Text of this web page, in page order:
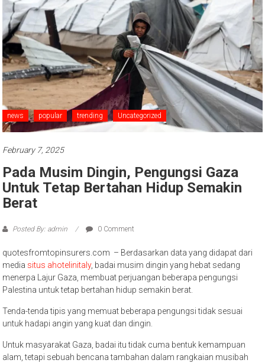
news popular trending Uncategorized
February 7, 2025
Pada Musim Dingin, Pengungsi Gaza
Untuk Tetap Bertahan Hidup Semakin
Berat
Posted By: admin 0 Comment
quotesfromtopinsurers.com – Berdasarkan data yang didapat dari
media situs ahotelinitaly, badai musim dingin yang hebat sedang
menerpa Lajur Gaza, membuat perjuangan beberapa pengungsi
Palestina untuk tetap bertahan hidup semakin berat.
Tenda-tenda tipis yang memuat beberapa pengungsi tidak sesuai
untuk hadapi angin yang kuat dan dingin.
Untuk masyarakat Gaza, badai itu tidak cuma bentuk kemampuan
alam, tetapi sebuah bencana tambahan dalam rangkaian musibah